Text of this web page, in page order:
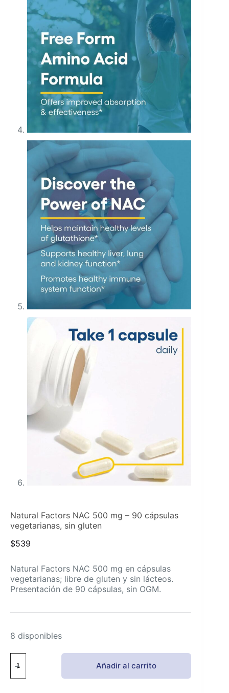
Natural Factors NAC 500 mg – 90 cápsulas
vegetarianas, sin gluten
$539
Natural Factors NAC 500 mg en cápsulas
vegetarianas; libre de gluten y sin lácteos.
Presentación de 90 cápsulas, sin OGM.
8 disponibles
Factors
NAC
Añadir al carrito